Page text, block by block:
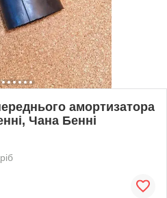
амортизатора
Чана Бенні